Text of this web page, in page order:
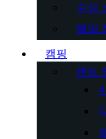
수상
해양
캠핑
텐트